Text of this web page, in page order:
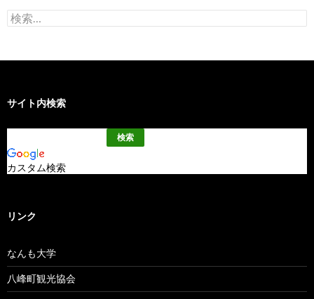
検
索:
サイト内検索
カスタム検索
リンク
なんも大学
八峰町観光協会